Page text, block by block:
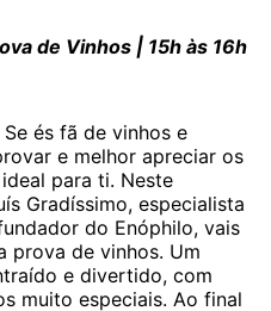
de Vinhos | 15h às 16h
és fã de vinhos e
e melhor apreciar os
para ti. Neste
Gradíssimo, especialista
do Enóphilo, vais
prova de vinhos. Um
e divertido, com
muito especiais. Ao final